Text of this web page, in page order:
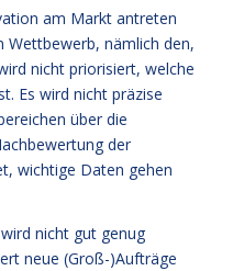
am Markt antreten
Wettbewerb, nämlich den,
nicht priorisiert, welche
Es wird nicht präzise
über die
der
wichtige Daten gehen
nicht gut genug
neue (Groß-)Aufträge